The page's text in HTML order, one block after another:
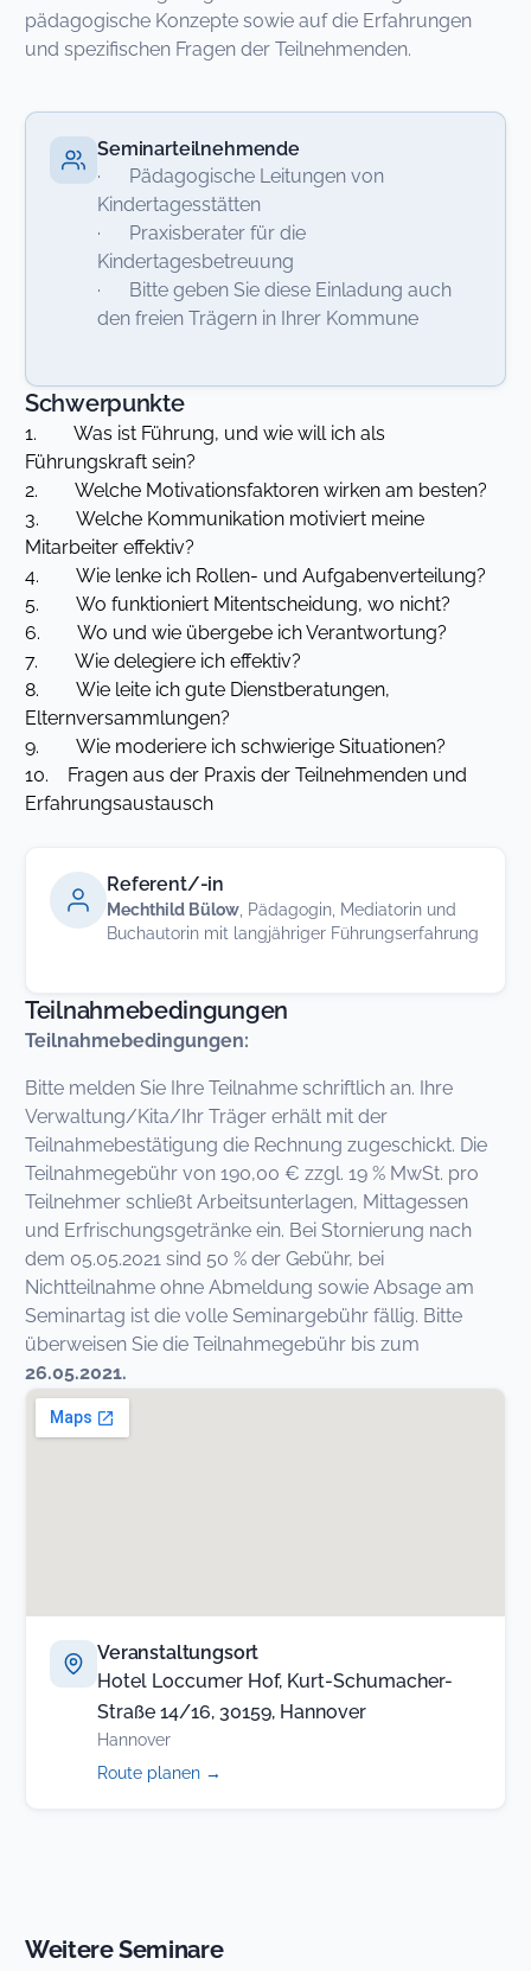
pädagogische Konzepte sowie auf die Erfahrungen
und spezifischen Fragen der Teilnehmenden.
Seminarteilnehmende
· Pädagogische Leitungen von
Kindertagesstätten
· Praxisberater für die
Kindertagesbetreuung
· Bitte geben Sie diese Einladung auch
den freien Trägern in Ihrer Kommune
Schwerpunkte
1. Was ist Führung, und wie will ich als
Führungskraft sein?
2. Welche Motivationsfaktoren wirken am besten?
3. Welche Kommunikation motiviert meine
Mitarbeiter effektiv?
4. Wie lenke ich Rollen- und Aufgabenverteilung?
5. Wo funktioniert Mitentscheidung, wo nicht?
6. Wo und wie übergebe ich Verantwortung?
7. Wie delegiere ich effektiv?
8. Wie leite ich gute Dienstberatungen,
Elternversammlungen?
9. Wie moderiere ich schwierige Situationen?
10. Fragen aus der Praxis der Teilnehmenden und
Erfahrungsaustausch
Referent/-in
Mechthild Bülow , Pädagogin, Mediatorin und
Buchautorin mit langjähriger Führungserfahrung
Teilnahmebedingungen
Teilnahmebedingungen:
Bitte melden Sie Ihre Teilnahme schriftlich an. Ihre
Verwaltung/Kita/Ihr Träger erhält mit der
Teilnahmebestätigung die Rechnung zugeschickt. Die
Teilnahmegebühr von 190,00 € zzgl. 19 % MwSt. pro
Teilnehmer schließt Arbeitsunterlagen, Mittagessen
und Erfrischungsgetränke ein. Bei Stornierung nach
dem 05.05.2021 sind 50 % der Gebühr, bei
Nichtteilnahme ohne Abmeldung sowie Absage am
Seminartag ist die volle Seminargebühr fällig. Bitte
überweisen Sie die Teilnahmegebühr bis zum
26.05.2021.
Veranstaltungsort
Hotel Loccumer Hof, Kurt-Schumacher-
Straße 14/16, 30159, Hannover
Hannover
Route planen →
Weitere Seminare